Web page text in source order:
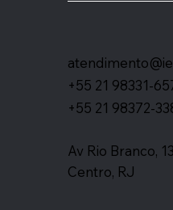
+55 21 98331-
+55 21 98372-
Av Rio Branco,
Centro, RJ